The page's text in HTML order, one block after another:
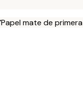
Papel mate de primera